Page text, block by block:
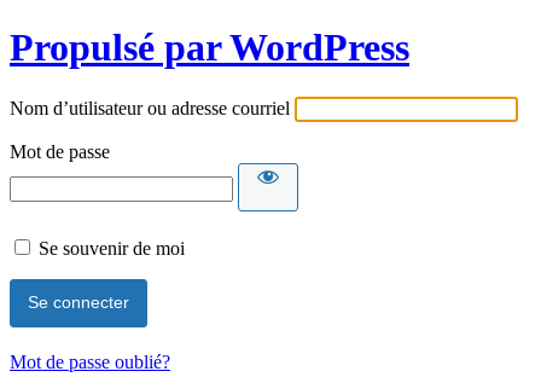
Propulsé par WordPress
Nom d’utilisateur ou adresse courriel
Mot de passe
Se souvenir de moi
Mot de passe oublié?